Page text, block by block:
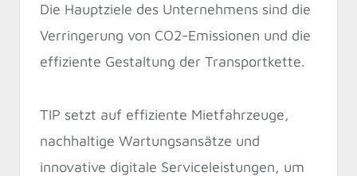
Die Hauptziele des Unternehmens sind die
Verringerung von CO2-Emissionen und die
effiziente Gestaltung der Transportkette.
TIP setzt auf effiziente Mietfahrzeuge,
nachhaltige Wartungsansätze und
innovative digitale Serviceleistungen, um